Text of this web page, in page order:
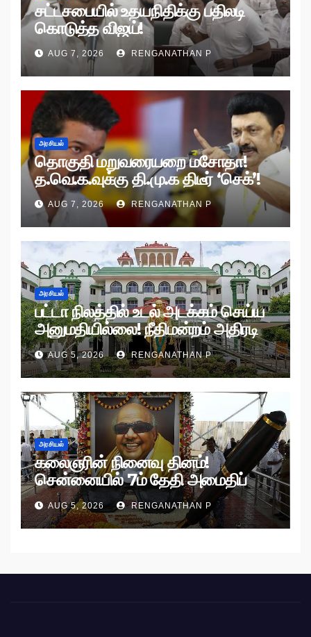
சட்டசபையில் உதயநிதிக்கு பதிலடி
கொடுத்த விஜய்!
AUG 7, 2026 RENGANATHAN P
அரசியல்
தொகுதி மறுவரையறை மசோதா!
த.வெ.க.வுக்கு தி.மு.க திடீர் ‘செக்’!
AUG 7, 2026 RENGANATHAN P
அரசியல்
பட்டா நிலத்தில் உடல் அடக்கம் செய்ய
அனுமதியில்லை! நீதிமன்றம் அதிரடி
உத்தரவு!
AUG 5, 2026 RENGANATHAN P
அரசியல்
கலைஞரின் நினைவு தினம்!
சென்னையில் 7ம் தேதி அமைதிப்
பேரணி!
AUG 5, 2026 RENGANATHAN P